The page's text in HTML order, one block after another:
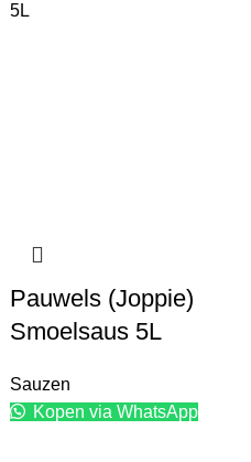
5L
Pauwels (Joppie)
Smoelsaus 5L
Sauzen
Kopen via WhatsApp